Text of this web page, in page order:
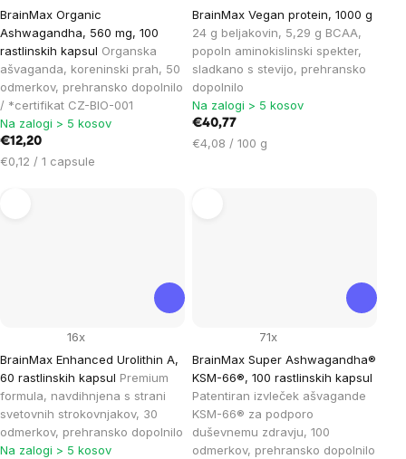
BrainMax Organic
Ashwagandha, 560 mg, 100
rastlinskih kapsul Organska
ašvaganda, koreninski prah, 50
odmerkov, prehransko dopolnilo
/ *certifikat CZ-BIO-001
Na zalogi > 5 kosov
€12,20
Cena
€0,12 / 1 capsule
BrainMax Vegan protein, 1000 g
24 g beljakovin, 5,29 g BCAA,
popoln aminokislinski spekter,
sladkano s stevijo, prehransko
dopolnilo
Na zalogi > 5 kosov
€40,77
Cena
€4,08 / 100 g
BrainMax Enhanced Urolithin A,
60 rastlinskih kapsul Premium
formula, navdihnjena s strani
svetovnih strokovnjakov, 30
odmerkov, prehransko dopolnilo
16x
Na zalogi > 5 kosov
BrainMax Super Ashwagandha®
KSM-66®, 100 rastlinskih kapsul
Patentiran izvleček ašvagande
KSM-66® za podporo
duševnemu zdravju, 100
odmerkov, prehransko dopolnilo
71x